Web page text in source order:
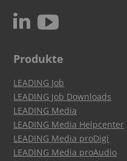
N c
Produkte
LEADING Job
LEADING Job Downloads
LEADING Media
LEADING Media Helpcenter
LEADING Media proDigi
LEADING Media proAudio